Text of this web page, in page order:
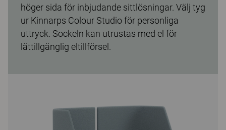
höger sida för inbjudande sittlösningar. Välj tyg
ur Kinnarps Colour Studio för personliga
uttryck. Sockeln kan utrustas med el för
lättillgänglig eltillförsel.